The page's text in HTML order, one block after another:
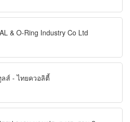
& O-Ring Industry Co Ltd
ส์ - ไทยควอลิตี้